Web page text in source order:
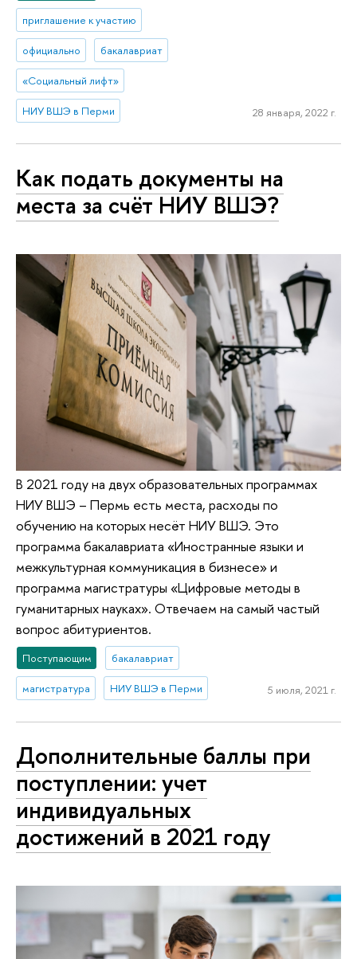
приглашение к участию
официально бакалавриат
«Социальный лифт»
НИУ ВШЭ в Перми 28 января, 2022 г.
Как подать документы на
места за счёт НИУ ВШЭ?
В 2021 году на двух образовательных программах
НИУ ВШЭ – Пермь есть места, расходы по
обучению на которых несёт НИУ ВШЭ. Это
программа бакалавриата «Иностранные языки и
межкультурная коммуникация в бизнесе» и
программа магистратуры «Цифровые методы в
гуманитарных науках». Отвечаем на самый частый
вопрос абитуриентов.
Поступающим бакалавриат
магистратура НИУ ВШЭ в Перми 5 июля, 2021 г.
Дополнительные баллы при
поступлении: учет
индивидуальных
достижений в 2021 году